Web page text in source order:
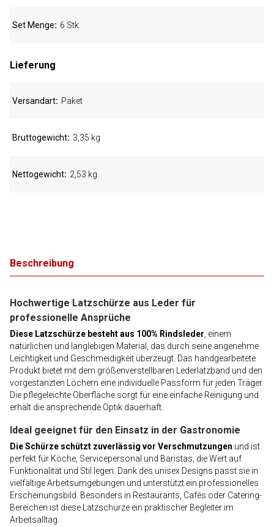
Beschreibung
Hochwertige Latzschürze aus Leder für
professionelle Ansprüche
Diese Latzschürze besteht aus 100% Rindsleder , einem
natürlichen und langlebigen Material, das durch seine angenehme
Leichtigkeit und Geschmeidigkeit überzeugt. Das handgearbeitete
Produkt bietet mit dem größenverstellbaren Lederlatzband und den
vorgestanzten Löchern eine individuelle Passform für jeden Träger.
Die pflegeleichte Oberfläche sorgt für eine einfache Reinigung und
erhält die ansprechende Optik dauerhaft.
Ideal geeignet für den Einsatz in der Gastronomie
Die Schürze schützt zuverlässig vor Verschmutzungen und ist
perfekt für Köche, Servicepersonal und Baristas, die Wert auf
Funktionalität und Stil legen. Dank des unisex Designs passt sie in
vielfältige Arbeitsumgebungen und unterstützt ein professionelles
Erscheinungsbild. Besonders in Restaurants, Cafés oder Catering-
Bereichen ist diese Latzschürze ein praktischer Begleiter im
Arbeitsalltag.
Set Menge 6 Stk.
Lieferung
Versandart Paket
Bruttogewicht 3,35 kg
Nettogewicht 2,53 kg